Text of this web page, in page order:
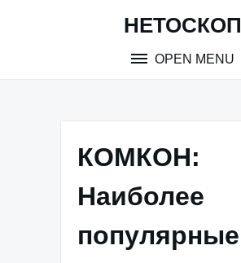
НЕТОСКОП
OPEN MENU
КОМКОН:
Наиболее
популярные